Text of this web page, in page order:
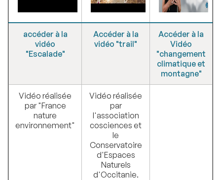
accéder à la
vidéo
"Escalade"
Accéder à la
vidéo "trail"
Accéder à la
Vidéo
"changement
climatique et
montagne"
Vidéo réalisée
par "France
nature
environnement"
Vidéo réalisée
par
l'association
cosciences et
le
Conservatoire
d'Espaces
Naturels
d'Occitanie.